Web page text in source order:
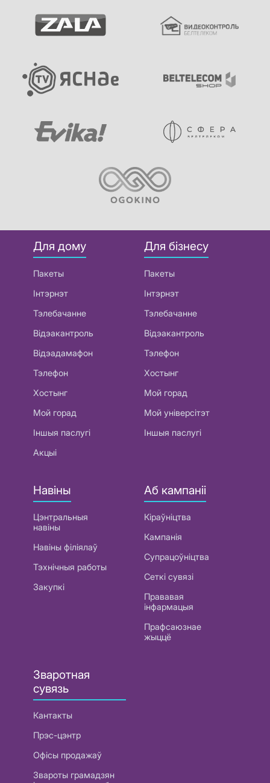
Для дому
Пакеты
Інтэрнэт
Тэлебачанне
Відэакантроль
Відэадамафон
Тэлефон
Хостынг
Мой горад
Іншыя паслугі
Акцыі
Для бізнесу
Пакеты
Інтэрнэт
Тэлебачанне
Відэакантроль
Тэлефон
Хостынг
Мой горад
Мой універсітэт
Іншыя паслугі
Навіны
Цэнтральныя
навіны
Навіны філіялаў
Тэхнічныя работы
Закупкі
Аб кампаніі
Кіраўніцтва
Кампанія
Супрацоўніцтва
Сеткі сувязі
Прававая
інфармацыя
Прафсаюзнае
жыццё
Зваротная
сувязь
Кантакты
Прэс-цэнтр
Офісы продажаў
Звароты грамадзян